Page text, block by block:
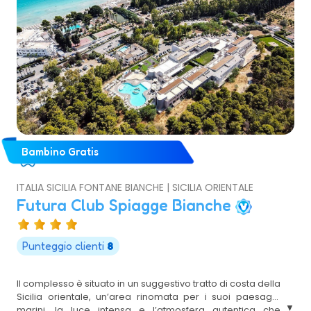
Bambino Gratis
ITALIA SICILIA FONTANE BIANCHE | SICILIA ORIENTALE
Futura Club Spiagge Bianche
Punteggio clienti 8
Il complesso è situato in un suggestivo tratto di costa della
Sicilia orientale, un’area rinomata per i suoi paesaggi